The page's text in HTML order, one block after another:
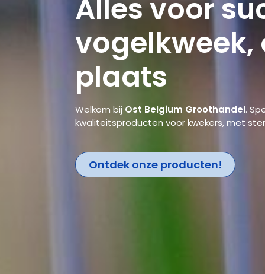
Alles voor
vogelkweek,
plaats
Welkom bij Ost Belgium Groothandel.
kwaliteitsproducten voor kwekers, met
Ontdek onze producten!